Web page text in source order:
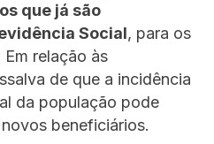
que já são
Social, para os
relação às
de que a incidência
da população pode
beneficiários.